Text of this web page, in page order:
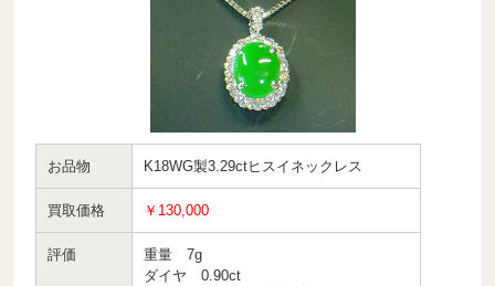
お品物 K18WG製3.29ctヒスイネックレス
買取価格 ￥130,000
評価
重量 7g
ダイヤ 0.90ct